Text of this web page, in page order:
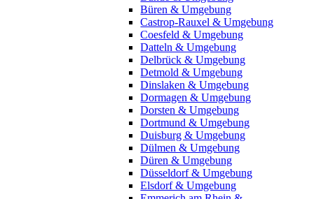
Büren & Umgebung
Castrop-Rauxel & Umgebung
Coesfeld & Umgebung
Datteln & Umgebung
Delbrück & Umgebung
Detmold & Umgebung
Dinslaken & Umgebung
Dormagen & Umgebung
Dorsten & Umgebung
Dortmund & Umgebung
Duisburg & Umgebung
Dülmen & Umgebung
Düren & Umgebung
Düsseldorf & Umgebung
Elsdorf & Umgebung